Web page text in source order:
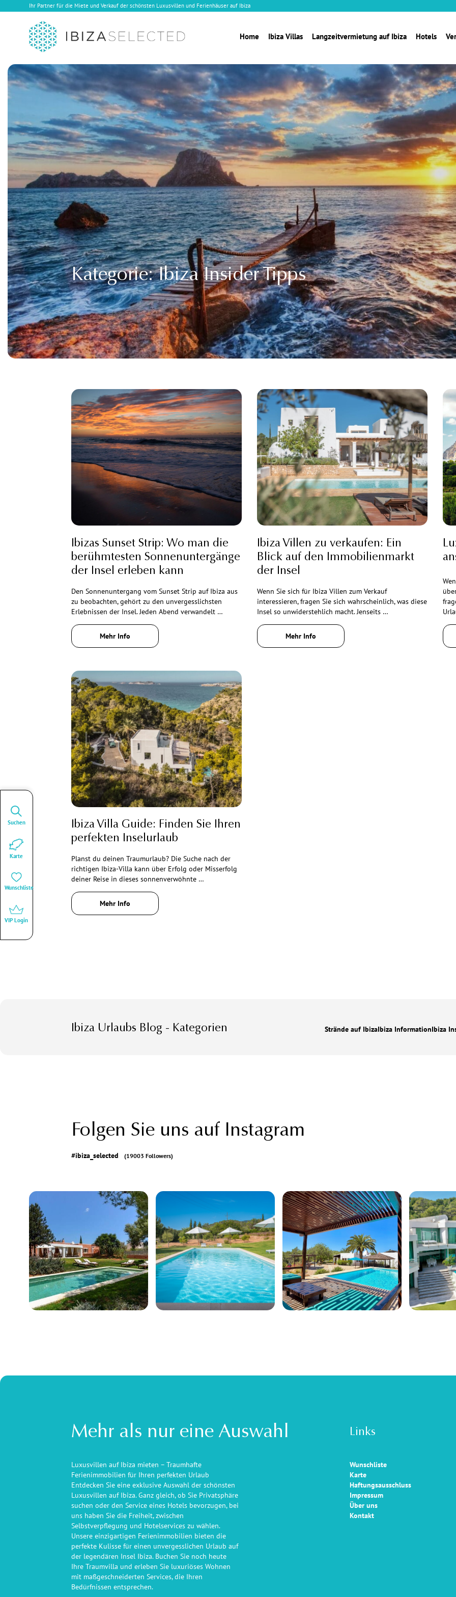
Ihr Partner für die Miete und Verkauf der schönsten Luxusvillen und Ferienhäuser auf Ibiza
Home Ibiza Villas Langzeitvermietung auf Ibiza Hotels
Kategorie:Ibiza Insider Tipps
Ibizas Sunset Strip: Wo man die
berühmtesten Sonnenuntergänge
der Insel erleben kann
Den Sonnenuntergang vom Sunset Strip auf Ibiza aus
zu beobachten, gehört zu den unvergesslichsten
Erlebnissen der Insel. Jeden Abend verwandelt …
Mehr Info
Ibiza Villen zu verkaufen: Ein
Blick auf den Immobilienmarkt
der Insel
Wenn Sie sich für Ibiza Villen zum Verkauf
interessieren, fragen Sie sich wahrscheinlich, was diese
Insel so unwiderstehlich macht. Jenseits …
Mehr Info
Ibiza Villa Guide: Finden Sie Ihren
perfekten Inselurlaub
Planst du deinen Traumurlaub? Die Suche nach der
richtigen Ibiza-Villa kann über Erfolg oder Misserfolg
deiner Reise in dieses sonnenverwöhnte …
Mehr Info
Ibiza Urlaubs Blog - Kategorien Strände auf IbizaIbiza InformationIbiza
Folgen Sie uns auf Instagram
#ibiza_selected (19003 Followers)
Suchen
Karte
Wunschliste
VIP Login
Mehr als nur eine Auswahl
Luxusvillen auf Ibiza mieten – Traumhafte
Ferienimmobilien für Ihren perfekten Urlaub
Entdecken Sie eine exklusive Auswahl der schönsten
Luxusvillen auf Ibiza. Ganz gleich, ob Sie Privatsphäre
suchen oder den Service eines Hotels bevorzugen, bei
uns haben Sie die Freiheit, zwischen
Selbstverpflegung und Hotelservices zu wählen.
Unsere einzigartigen Ferienimmobilien bieten die
perfekte Kulisse für einen unvergesslichen Urlaub auf
der legendären Insel Ibiza. Buchen Sie noch heute
Ihre Traumvilla und erleben Sie luxuriöses Wohnen
mit maßgeschneiderten Services, die Ihren
Bedürfnissen entsprechen.
Links
Wunschliste
Karte
Haftungsausschluss
Impressum
Über uns
Kontakt